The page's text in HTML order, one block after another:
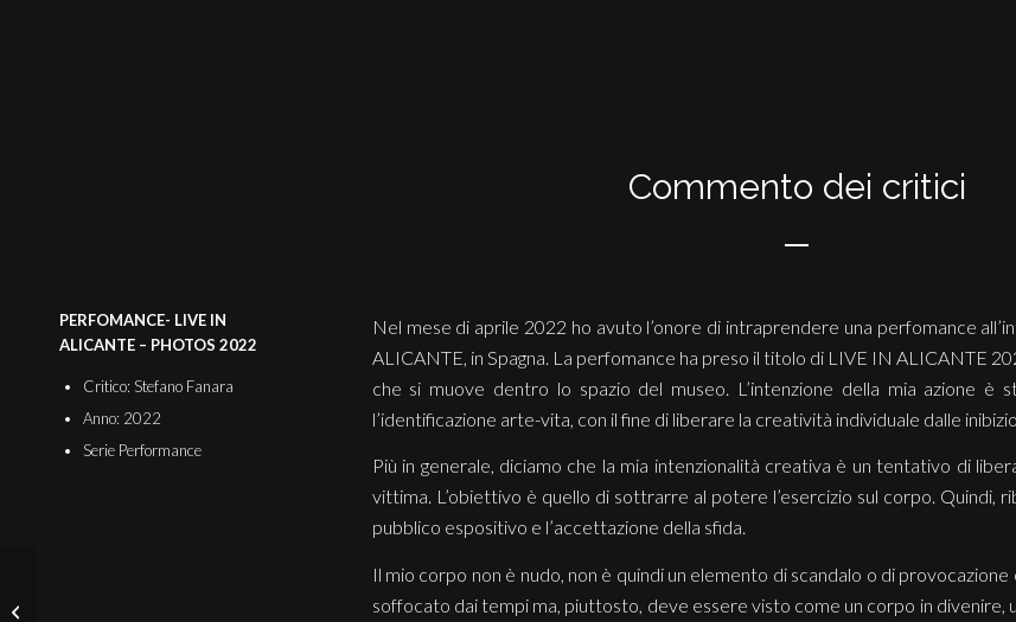
Commento dei critici
PERFOMANCE- LIVE IN
ALICANTE – PHOTOS 2022
Critico: Stefano Fanara
Anno: 2022
Serie Performance
Nel mese di aprile 2022 ho avuto l’onore di intraprendere una perfomance
ALICANTE, in Spagna. La perfomance ha preso il titolo di LIVE IN ALICANTE
che si muove dentro lo spazio del museo. L’intenzione della mia azione
l’identificazione arte-vita, con il fine di liberare la creatività individuale dalle
Più in generale, diciamo che la mia intenzionalità creativa è un tentativo di
vittima. L’obiettivo è quello di sottrarre al potere l’esercizio sul corpo. Quindi,
pubblico espositivo e l’accettazione della sfida.
Il mio corpo non è nudo, non è quindi un elemento di scandalo o di
soffocato dai tempi ma, piuttosto, deve essere visto come un corpo in